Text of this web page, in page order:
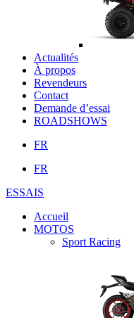
Actualités
À propos
Revendeurs
Contact
Demande d’essai
ROADSHOWS
FR
FR
ESSAIS
Accueil
MOTOS
Sport Racing